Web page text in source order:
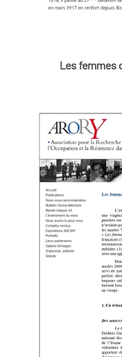
Les femmes